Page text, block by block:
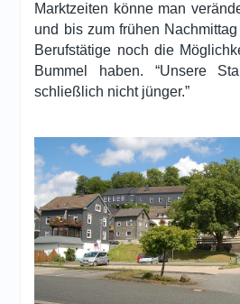
Marktzeiten könne man
und bis zum frühen
Berufstätige noch die
Bummel haben. “Unsere
schließlich nicht jünger.”